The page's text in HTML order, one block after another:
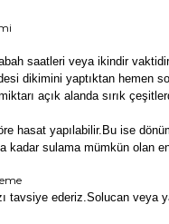
saatleri veya ikindir
dikimini yaptıktan hemen
açık alanda sırık
hasat yapılabilir.Bu ise
sulama mümkün olan en
ederiz.Solucan veya